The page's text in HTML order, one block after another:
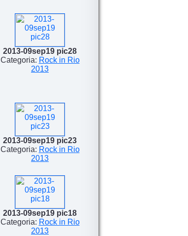
2013-09sep19 pic28
Categoria: Rock in Rio
2013
2013-09sep19 pic23
Categoria: Rock in Rio
2013
2013-09sep19 pic18
Categoria: Rock in Rio
2013